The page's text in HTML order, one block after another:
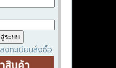
ลงทะเบียนสั่งซื้อ